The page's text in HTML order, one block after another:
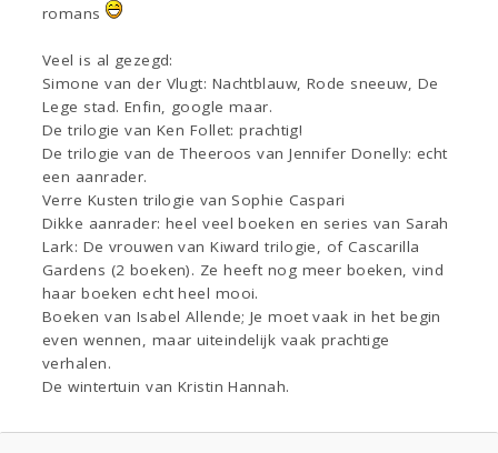
romans
Veel is al gezegd:
Simone van der Vlugt: Nachtblauw, Rode sneeuw, De
Lege stad. Enfin, google maar.
De trilogie van Ken Follet: prachtig!
De trilogie van de Theeroos van Jennifer Donelly: echt
een aanrader.
Verre Kusten trilogie van Sophie Caspari
Dikke aanrader: heel veel boeken en series van Sarah
Lark: De vrouwen van Kiward trilogie, of Cascarilla
Gardens (2 boeken). Ze heeft nog meer boeken, vind
haar boeken echt heel mooi.
Boeken van Isabel Allende; Je moet vaak in het begin
even wennen, maar uiteindelijk vaak prachtige
verhalen.
De wintertuin van Kristin Hannah.